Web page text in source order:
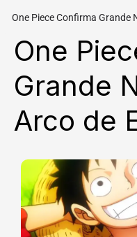
One Piece Confirma Grande
One
Grande
Arco de